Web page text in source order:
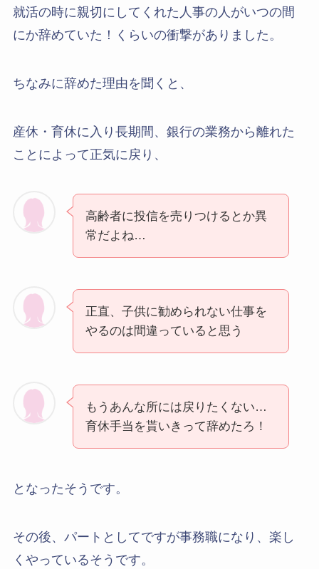
就活の時に親切にしてくれた人事の人がいつの間
にか辞めていた！くらいの衝撃がありました。
ちなみに辞めた理由を聞くと、
産休・育休に入り長期間、銀行の業務から離れた
ことによって正気に戻り、
高齢者に投信を売りつけるとか異
常だよね…
正直、子供に勧められない仕事を
やるのは間違っていると思う
もうあんな所には戻りたくない…
育休手当を貰いきって辞めたろ！
となったそうです。
その後、パートとしてですが事務職になり、楽し
くやっているそうです。